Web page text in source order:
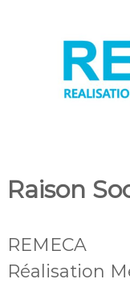
Raison
REMECA
Réalisation